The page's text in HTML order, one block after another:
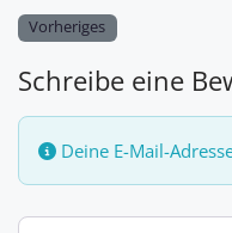
Vorheriges
Schreibe eine
Deine E-Mail-